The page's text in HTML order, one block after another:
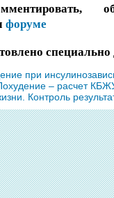
форуме
специально
при
– расчет
Контроль